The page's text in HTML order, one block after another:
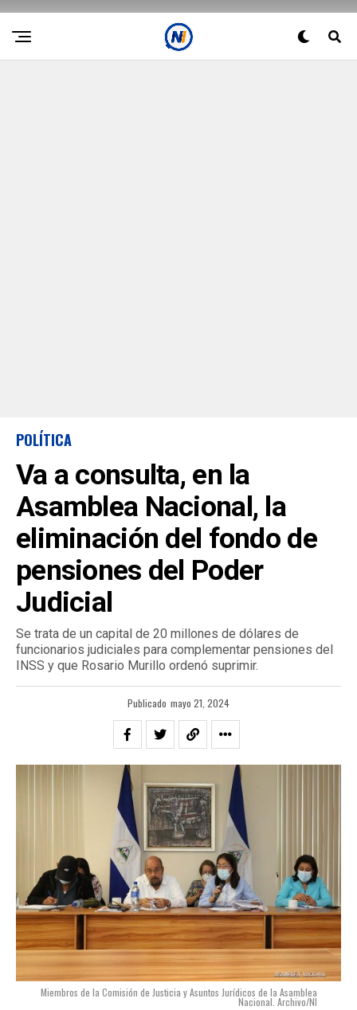
POLÍTICA
Va a consulta, en la
Asamblea Nacional, la
eliminación del fondo de
pensiones del Poder
Judicial
Se trata de un capital de 20 millones de dólares de
funcionarios judiciales para complementar pensiones del
INSS y que Rosario Murillo ordenó suprimir.
Publicado mayo 21, 2024
Miembros de la Comisión de Justicia y Asuntos Jurídicos de la Asamblea
Nacional. Archivo/NI